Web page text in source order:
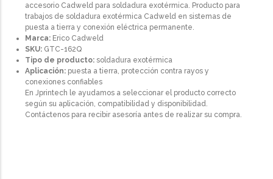
accesorio Cadweld para soldadura exotérmica. Producto para
trabajos de soldadura exotérmica Cadweld en sistemas de
puesta a tierra y conexión eléctrica permanente.
Marca: Erico Cadweld
SKU: GTC-162Q
Tipo de producto: soldadura exotérmica
Aplicación: puesta a tierra, protección contra rayos y
conexiones confiables
En Jprintech le ayudamos a seleccionar el producto correcto
según su aplicación, compatibilidad y disponibilidad.
Contáctenos para recibir asesoría antes de realizar su compra.